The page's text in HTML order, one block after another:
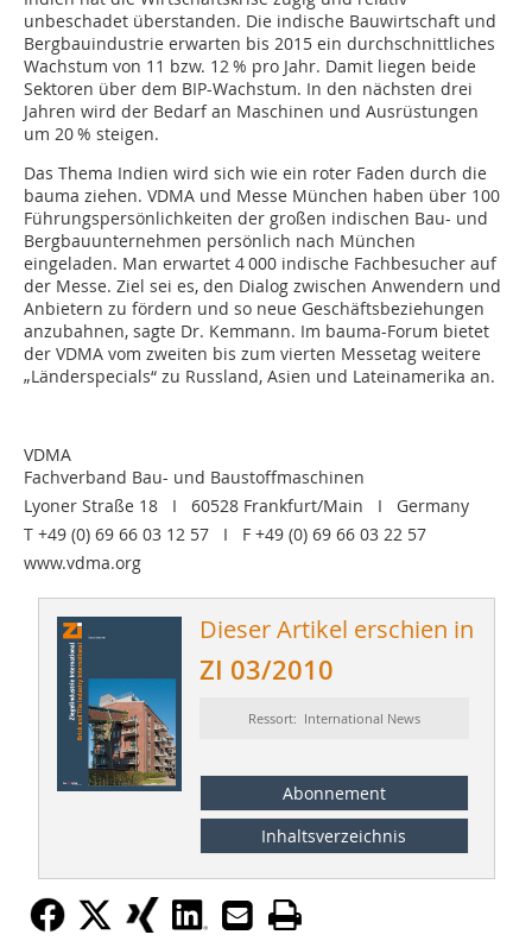
unbeschadet überstanden. Die indische Bauwirtschaft und
Bergbauindustrie erwarten bis 2015 ein durchschnittliches
Wachstum von 11 bzw. 12 % pro Jahr. Damit liegen beide
Sektoren über dem BIP-Wachstum. In den nächsten drei
Jahren wird der Bedarf an Maschinen und Ausrüstungen
um 20 % steigen.
Das Thema Indien wird sich wie ein roter Faden durch die
bauma ziehen. VDMA und Messe München haben über 100
Führungspersönlichkeiten der großen indischen Bau- und
Bergbauunternehmen persönlich nach München
eingeladen. Man erwartet 4 000 indische Fachbesucher auf
der Messe. Ziel sei es, den Dialog zwischen Anwendern und
Anbietern zu fördern und so neue Geschäftsbeziehungen
anzubahnen, sagte Dr. Kemmann. Im bauma-Forum bietet
der VDMA vom zweiten bis zum vierten Messetag weitere
„Länderspecials“ zu Russland, Asien und Latein­amerika an.
VDMA
Fachverband Bau- und Baustoffmaschinen
Lyoner Straße 18 I 60528 Frankfurt/Main I Germany
T +49 (0) 69 66 03 12 57 I F +49 (0) 69 66 03 22 57
www.vdma.org
Dieser Artikel erschien in
ZI 03/2010
Ressort: International News
Abonnement
Inhaltsverzeichnis